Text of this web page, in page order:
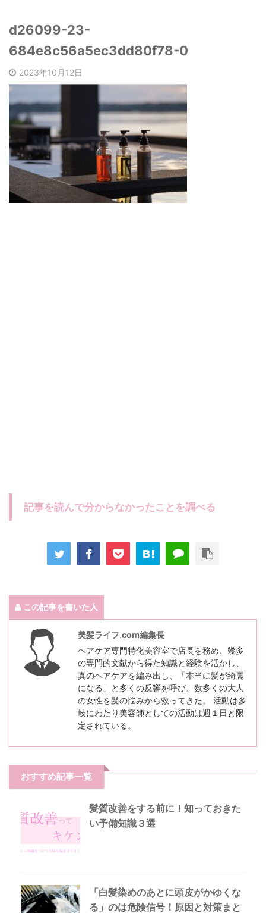
d26099-23-
684e8c56a5ec3dd80f78-0
2023年10月12日
記事を読んで分からなかったことを調べる
この記事を書いた人
美髪ライフ.com編集長
ヘアケア専門特化美容室で店長を務め、幾多
の専門的文献から得た知識と経験を活かし、
真のヘアケアを編み出し、「本当に髪が綺麗
になる」と多くの反響を呼び、数多くの大人
の女性を髪の悩みから救ってきた。 活動は多
岐にわたり美容師としての活動は週１日と限
定されている。
おすすめ記事一覧
髪質改善をする前に！知っておきた
い予備知識３選
「白髪染めのあとに頭皮がかゆくな
る」のは危険信号！原因と対策まと